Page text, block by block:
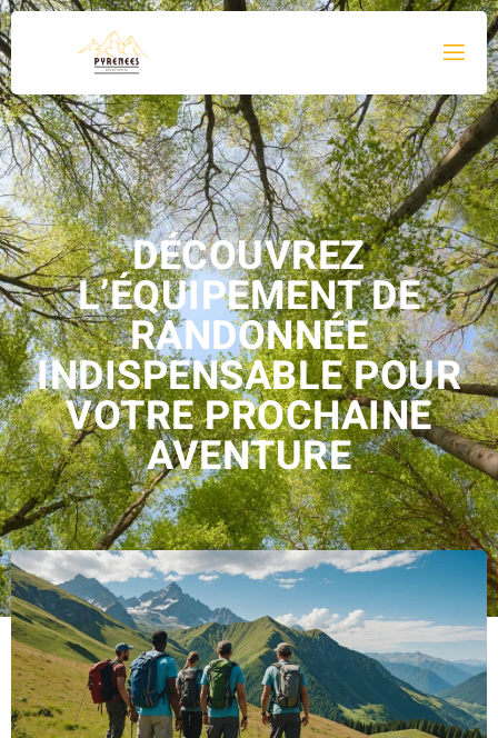
DÉCOUVREZ
L’ÉQUIPEMENT DE
RANDONNÉE
INDISPENSABLE POUR
VOTRE PROCHAINE
AVENTURE